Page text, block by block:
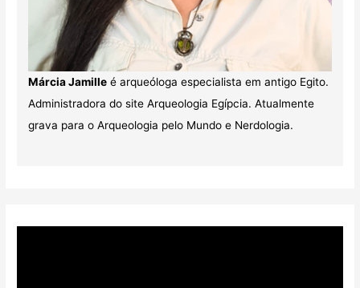
Márcia Jamilleé arqueóloga especialista em antigo Egito.
Administradora do site Arqueologia Egípcia. Atualmente
grava para o Arqueologia pelo Mundo e Nerdologia.